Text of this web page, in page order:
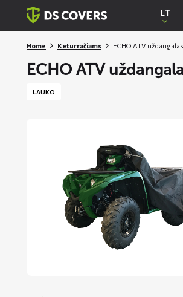
Skiplinks
LT
Home Keturračiams ECHO ATV uždangalas
ECHO ATV
LAUKO